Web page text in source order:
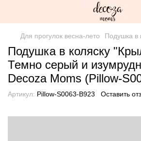
Для прогулок весна-лето Подушка в
Подушка в коляску
Темно серый и
Decoza Moms (Pillow-
Артикул: Pillow-S0063-B923 Оставить